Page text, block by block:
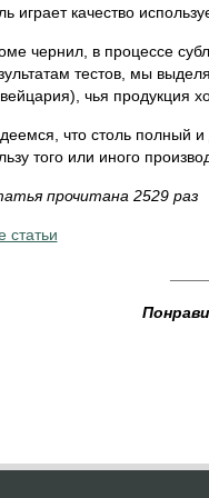
играет качество
чернил, в процессе
тестов, мы
чья продукция
что столь полный
того или иного
прочитана 2529 раз
статьи